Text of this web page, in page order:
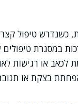
כשנדרש טיפול
במסגרת טיפולים
לכאב או רגישות
בצקת או